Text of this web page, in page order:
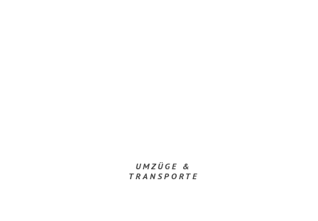
UMZÜGE &
TRANSPORTE